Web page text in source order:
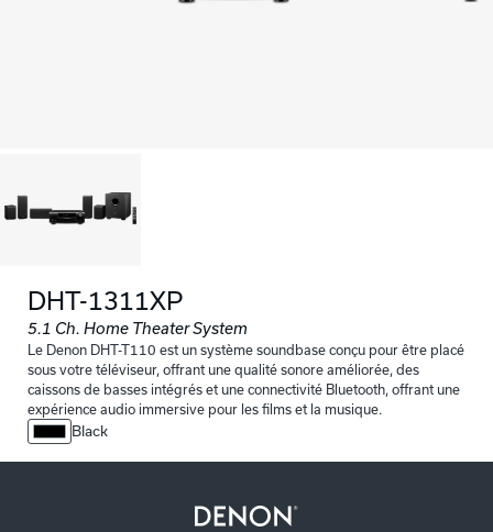
DHT-1311XP
5.1 Ch. Home Theater System​
Le Denon DHT-T110 est un système soundbase conçu pour être placé
sous votre téléviseur, offrant une qualité sonore améliorée, des
caissons de basses intégrés et une connectivité Bluetooth, offrant une
expérience audio immersive pour les films et la musique.
Black